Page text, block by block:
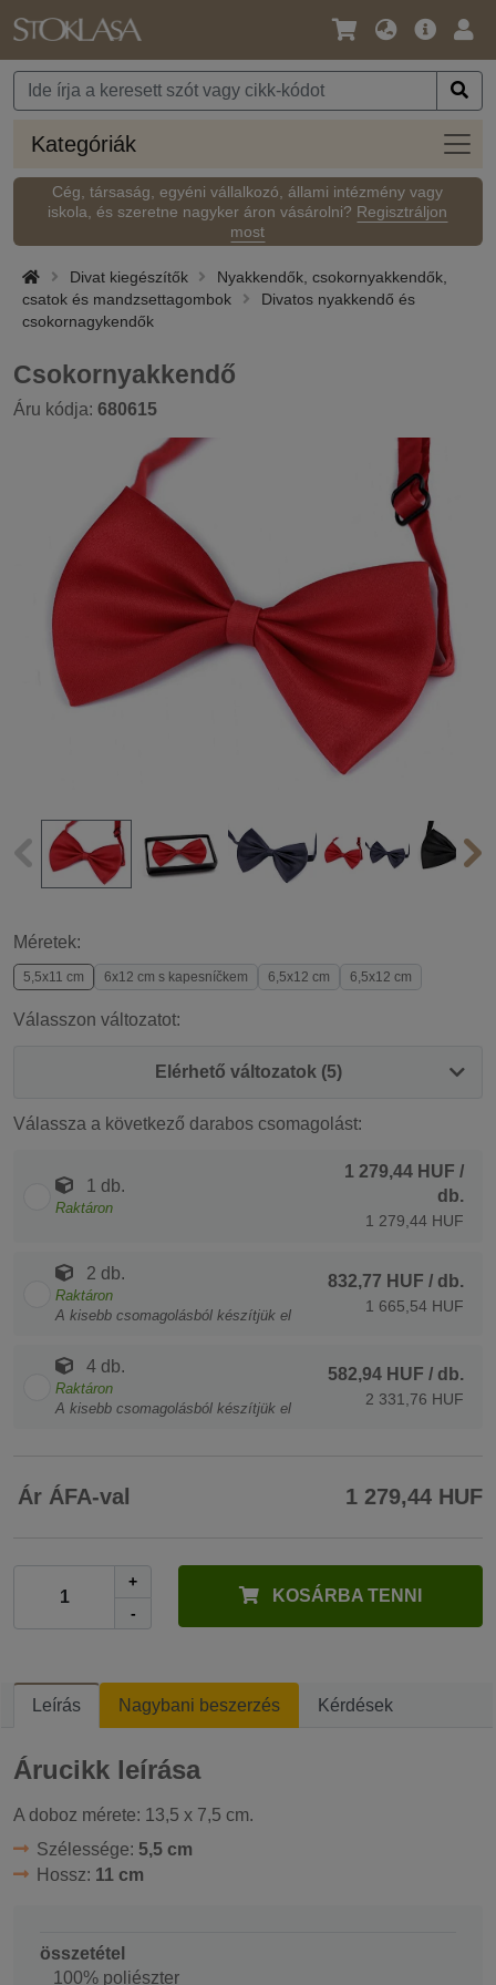
Nyelv
Pénznem
Fő
Kategóriák
Cég, társaság, egyéni vállalkozó, állami intézmény vagy
iskola, és szeretne nagyker áron vásárolni? Regisztráljon
most
Divat kiegészítők
Nyakkendők, csokornyakkendők,
csatok és mandzsettagombok
Divatos nyakkendő és
csokornagykendők
Csokornyakkendő
Áru kódja: 680615
Méretek:
5,5x11 cm 6x12 cm s kapesníčkem 6,5x12 cm 6,5x12 cm
Válasszon változatot:
Elérhető változatok (5)
Válassza a következő darabos csomagolást:
1 db.
Raktáron
1 279,44 HUF /
db.
1 279,44 HUF
2 db.
Raktáron
A kisebb csomagolásból készítjük el
832,77 HUF / db.
1 665,54 HUF
4 db.
Raktáron
A kisebb csomagolásból készítjük el
582,94 HUF / db.
2 331,76 HUF
Ár ÁFA-val 1 279,44 HUF
+
-
KOSÁRBA TENNI
Leírás Nagybani beszerzés Kérdések
Árucikk leírása
A doboz mérete: 13,5 x 7,5 cm.
Szélessége: 5,5 cm
Hossz: 11 cm
összetétel
100% poliészter